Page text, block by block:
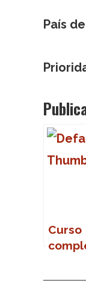
País
Curso
CD